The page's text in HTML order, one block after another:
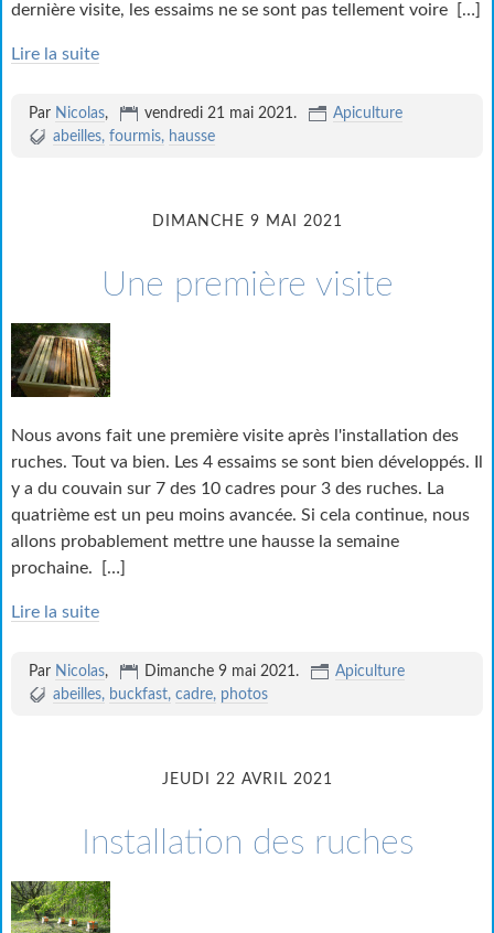
dernière visite, les essaims ne se sont pas tellement voire
[…]
Lire la suite
Par Nicolas, vendredi 21 mai 2021.
Apiculture
abeilles fourmis hausse
DIMANCHE 9 MAI 2021
Une première visite
Nous avons fait une première visite après l'installation des
ruches. Tout va bien. Les 4 essaims se sont bien développés. Il
y a du couvain sur 7 des 10 cadres pour 3 des ruches. La
quatrième est un peu moins avancée. Si cela continue, nous
allons probablement mettre une hausse la semaine
prochaine.
[…]
Lire la suite
Par Nicolas, Dimanche 9 mai 2021.
Apiculture
abeilles
buckfast cadre photos
JEUDI 22 AVRIL 2021
Installation des ruches